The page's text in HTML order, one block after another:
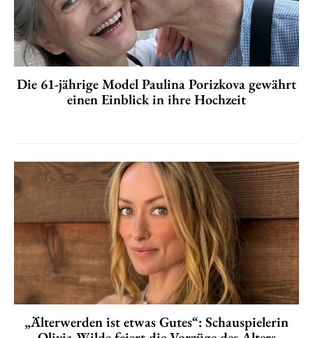
Die 61-jährige Model Paulina Porizkova gewährt
einen Einblick in ihre Hochzeit
„Älterwerden ist etwas Gutes“: Schauspielerin